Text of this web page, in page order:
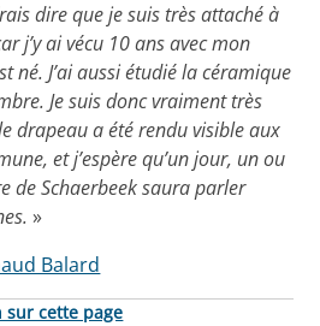
dire que je suis très attaché à
j’y ai vécu 10 ans avec mon
né. J’ai aussi étudié la céramique
Je suis donc vraiment très
drapeau a été rendu visible aux
et j’espère qu’un jour, un ou
de Schaerbeek saura parler
»
Balard
sur cette page